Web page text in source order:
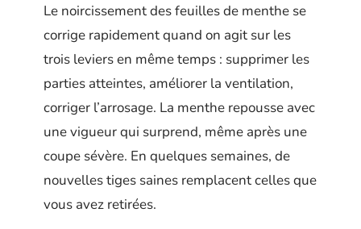
Le noircissement des feuilles de menthe se
corrige rapidement quand on agit sur les
trois leviers en même temps : supprimer les
parties atteintes, améliorer la ventilation,
corriger l’arrosage. La menthe repousse avec
une vigueur qui surprend, même après une
coupe sévère. En quelques semaines, de
nouvelles tiges saines remplacent celles que
vous avez retirées.